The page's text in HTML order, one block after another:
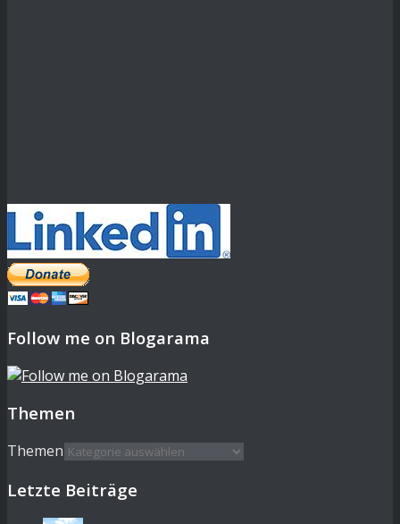
Follow me on Blogarama
Themen
Themen
Letzte Beiträge